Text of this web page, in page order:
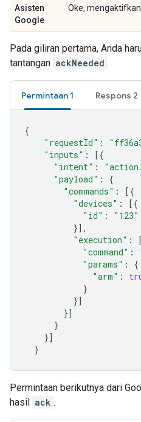
Asisten
Google
Oke,
Pada giliran pertama, Anda
tantangan ackNeeded .
Permintaan 1 Respons 2
{
"requestId" :
"inputs" :
[{
"intent" :
"payload" :
{
"commands" :
[{
"devices" :
[{
"id" :
"123"
}],
"execution" :
"command" :
"params" :
{
"arm" :
}
}]
}]
}
}]
}
Permintaan berikutnya dari
hasil ack .